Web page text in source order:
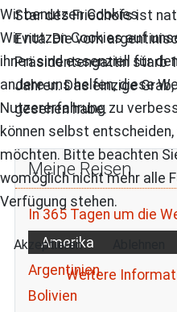
Star des Friedhofs ist
Evita. Die vom
Präsidentengattin starb
Jahren. Das einzige
gesehen habe.
Meine Reisen
In 365 Tagen um die
Amerika
Argentinien
Bolivien
Wir benutzen Cookies
Wir nutzen Cookies auf
ihnen sind essenziell für
andere uns helfen, diese
Nutzererfahrung zu
können selbst
möchten. Bitte beachten
womöglich nicht mehr alle
Verfügung stehen.
Akzeptieren
Weitere